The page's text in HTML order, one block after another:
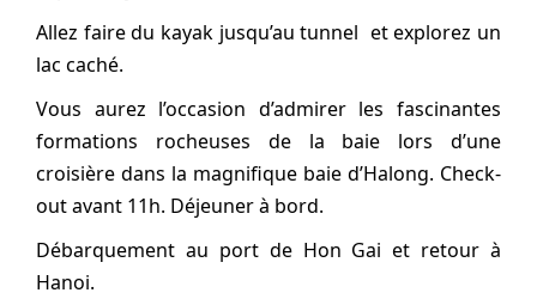
Allez faire du kayak jusqu’au tunnel et explorez un
lac caché.
Vous aurez l’occasion d’admirer les fascinantes
formations rocheuses de la baie lors d’une
croisière dans la magnifique baie d’Halong. Check-
out avant 11h. Déjeuner à bord.
Débarquement au port de Hon Gai et retour à
Hanoi.